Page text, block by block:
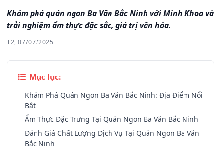
Khám phá quán ngon Ba Văn Bắc Ninh với Minh Khoa và
trải nghiệm ẩm thực đặc sắc, giá trị văn hóa.
T2, 07/07/2025
Mục lục:
Khám Phá Quán Ngon Ba Văn Bắc Ninh: Địa Điểm Nổi
Bật
Ẩm Thực Đặc Trưng Tại Quán Ngon Ba Văn Bắc Ninh
Đánh Giá Chất Lượng Dịch Vụ Tại Quán Ngon Ba Văn
Bắc Ninh